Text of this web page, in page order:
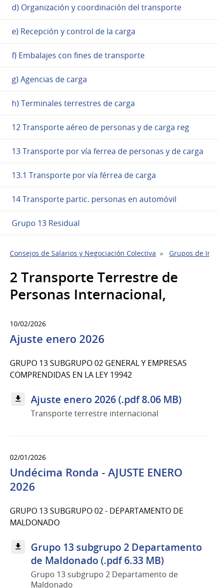
d) Organización y coordinación del transporte
e) Recepción y control de la carga
f) Embalajes con fines de transporte
g) Agencias de carga
h) Terminales terrestres de carga
12 Transporte aéreo de personas y de carga reg
13 Transporte por vía ferrea de personas y de carga
13.1 Transporte por vía férrea de carga
14 Transporte partic. personas en automóvil
Grupo 13 Residual
Consejos de Salarios y Negociación Colectiva Grupos de
2 Transporte Terrestre de
Personas Internacional,
10/02/2026
Ajuste enero 2026
GRUPO 13 SUBGRUPO 02 GENERAL Y EMPRESAS
COMPRENDIDAS EN LA LEY 19942
Ajuste enero 2026 (.pdf 8.06 MB)
Transporte terrestre internacional
02/01/2026
Undécima Ronda - AJUSTE ENERO
2026
GRUPO 13 SUBGRUPO 02 - DEPARTAMENTO DE
MALDONADO
Grupo 13 subgrupo 2 Departamento
de Maldonado (.pdf 6.33 MB)
Grupo 13 subgrupo 2 Departamento de
Maldonado